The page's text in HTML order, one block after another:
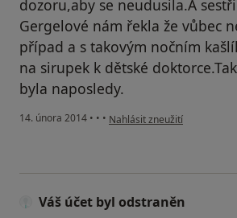
dozoru,aby se neudusila.A
Gergelové nám řekla že vůbec
případ a s takovým nočním
na sirupek k dětské
byla naposledy.
14. února 2014 • • • podle názoru uživatele Váš
Nahlásit zneužití
Váš účet byl odstraněn